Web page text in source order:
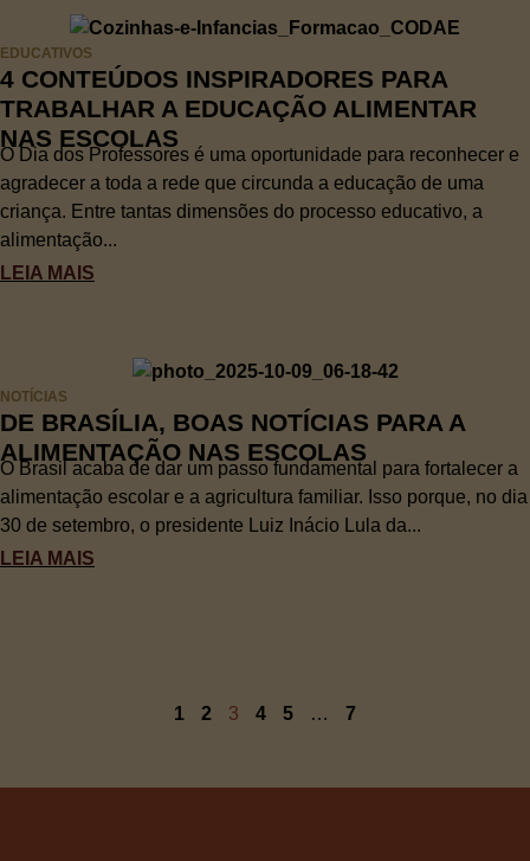
EDUCATIVOS
4 CONTEÚDOS INSPIRADORES PARA
TRABALHAR A EDUCAÇÃO ALIMENTAR
NAS ESCOLAS
O Dia dos Professores é uma oportunidade para reconhecer e
agradecer a toda a rede que circunda a educação de uma
criança. Entre tantas dimensões do processo educativo, a
alimentação...
LEIA MAIS
NOTÍCIAS
DE BRASÍLIA, BOAS NOTÍCIAS PARA A
ALIMENTAÇÃO NAS ESCOLAS
O Brasil acaba de dar um passo fundamental para fortalecer a
alimentação escolar e a agricultura familiar. Isso porque, no dia
30 de setembro, o presidente Luiz Inácio Lula da...
LEIA MAIS
1 2 3 4 5 … 7